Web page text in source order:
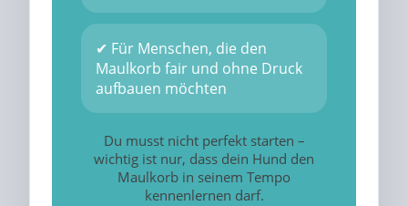
✔ Für Menschen, die den
Maulkorb fair und ohne Druck
aufbauen möchten
Du musst nicht perfekt starten –
wichtig ist nur, dass dein Hund den
Maulkorb in seinem Tempo
kennenlernen darf.